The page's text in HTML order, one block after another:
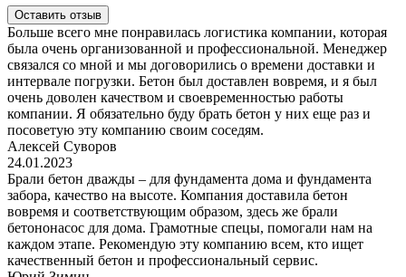
Оставить отзыв
Больше всего мне понравилась логистика компании, которая
была очень организованной и профессиональной. Менеджер
связался со мной и мы договорились о времени доставки и
интервале погрузки. Бетон был доставлен вовремя, и я был
очень доволен качеством и своевременностью работы
компании. Я обязательно буду брать бетон у них еще раз и
посоветую эту компанию своим соседям.
Алексей Суворов
24.01.2023
Брали бетон дважды – для фундамента дома и фундамента
забора, качество на высоте. Компания доставила бетон
вовремя и соответствующим образом, здесь же брали
бетононасос для дома. Грамотные спецы, помогали нам на
каждом этапе. Рекомендую эту компанию всем, кто ищет
качественный бетон и профессиональный сервис.